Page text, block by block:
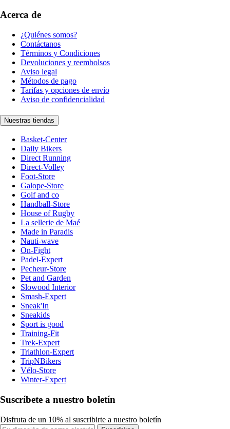
Acerca de
¿Quiénes somos?
Contáctanos
Términos y Condiciones
Devoluciones y reembolsos
Aviso legal
Métodos de pago
Tarifas y opciones de envío
Aviso de confidencialidad
Nuestras tiendas
Basket-Center
Daily Bikers
Direct Running
Direct-Volley
Foot-Store
Galope-Store
Golf and co
Handball-Store
House of Rugby
La sellerie de Maé
Made in Paradis
Nauti-wave
On-Fight
Padel-Expert
Pecheur-Store
Pet and Garden
Slowood Interior
Smash-Expert
Sneak'In
Sneakids
Sport is good
Training-Fit
Trek-Expert
Triathlon-Expert
TripNBikers
Vélo-Store
Winter-Expert
Suscríbete a nuestro boletín
Disfruta de un 10% al suscribirte a nuestro boletín